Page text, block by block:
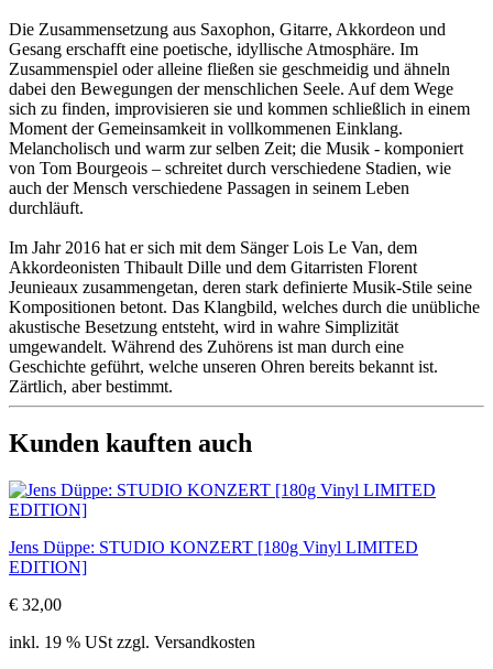
Die Zusammensetzung aus Saxophon, Gitarre, Akkordeon und
Gesang erschafft eine poetische, idyllische Atmosphäre. Im
Zusammenspiel oder alleine fließen sie geschmeidig und ähneln
dabei den Bewegungen der menschlichen Seele. Auf dem Wege
sich zu finden, improvisieren sie und kommen schließlich in einem
Moment der Gemeinsamkeit in vollkommenen Einklang.
Melancholisch und warm zur selben Zeit; die Musik - komponiert
von Tom Bourgeois – schreitet durch verschiedene Stadien, wie
auch der Mensch verschiedene Passagen in seinem Leben
durchläuft.
Im Jahr 2016 hat er sich mit dem Sänger Lois Le Van, dem
Akkordeonisten Thibault Dille und dem Gitarristen Florent
Jeunieaux zusammengetan, deren stark definierte Musik-Stile seine
Kompositionen betont. Das Klangbild, welches durch die unübliche
akustische Besetzung entsteht, wird in wahre Simplizität
umgewandelt. Während des Zuhörens ist man durch eine
Geschichte geführt, welche unseren Ohren bereits bekannt ist.
Zärtlich, aber bestimmt.
Kunden kauften auch
Jens Düppe: STUDIO KONZERT [180g Vinyl LIMITED
EDITION]
€ 32,00
inkl. 19 % USt zzgl. Versandkosten